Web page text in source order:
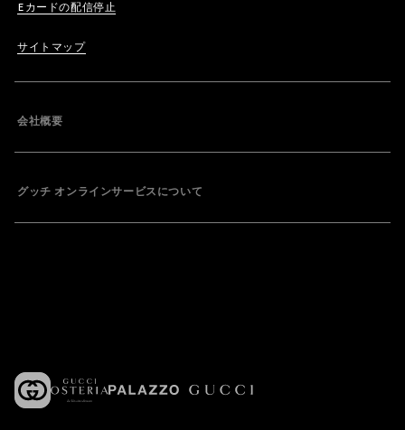
Eカードの配信停止
サイトマップ
会社概要
グッチ オンラインサービスについて